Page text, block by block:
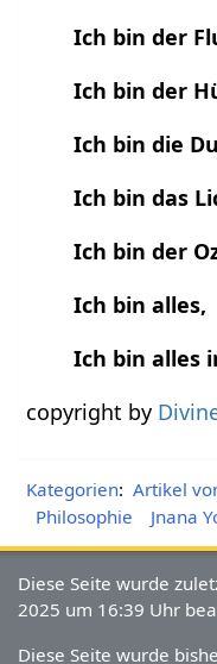
Ich bin der
Ich bin der
Ich bin die
Ich bin das
Ich bin der
Ich bin alles,
Ich bin alles
copyright by
Kategorien: Artikel
Philosophie
Jnana
Diese Seite wurde
2025 um 16:39 Uhr
Diese Seite wurde